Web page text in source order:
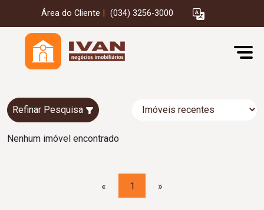
Área do Cliente (034) 3256-3000
Refinar Pesquisa
Nenhum imóvel encontrado
« 1 »